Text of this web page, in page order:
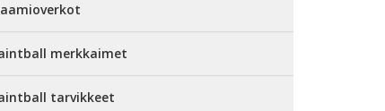
merkkaimet
tarvikkeet